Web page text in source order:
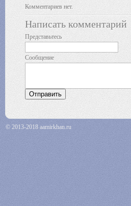
Комментариев нет.
Написать комментарий
Представьтесь
Сообщение
© 2013-2018 aamirkhan.ru